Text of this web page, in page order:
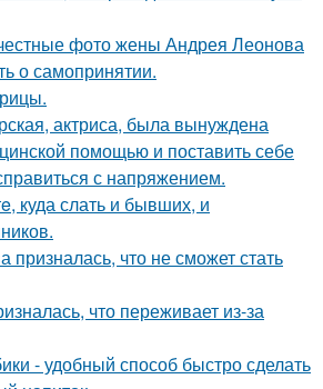
фото жены Андрея Леонова
о самопринятии.
актриса, была вынуждена
помощью и поставить себе
с напряжением.
куда слать и бывших, и
призналась, что не сможет стать
что переживает из-за
- удобный способ быстро сделать